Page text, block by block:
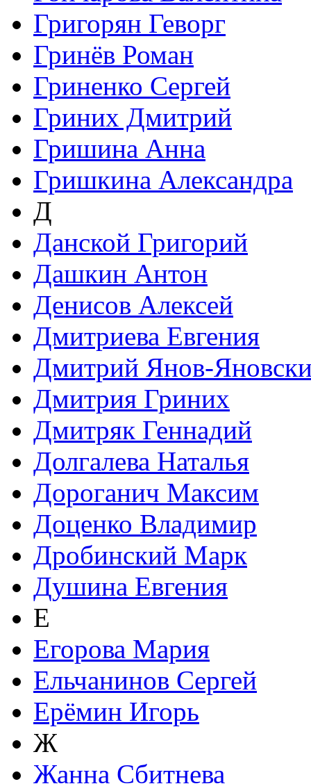
Григорян Геворг
Гринёв Роман
Гриненко Сергей
Гриних Дмитрий
Гришина Анна
Гришкина Александра
Д
Данской Григорий
Дашкин Антон
Денисов Алексей
Дмитриева Евгения
Дмитрий Янов-
Дмитрия Гриних
Дмитряк Геннадий
Долгалева Наталья
Дороганич Максим
Доценко Владимир
Дробинский Марк
Душина Евгения
Е
Егорова Мария
Ельчанинов Сергей
Ерёмин Игорь
Ж
Жанна Сбитнева